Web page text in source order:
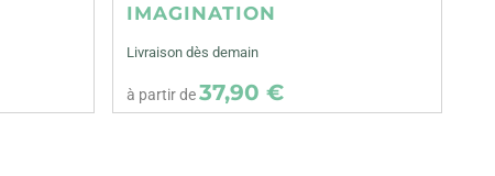
IMAGINATION
Livraison dès demain
à partir de37,90 €